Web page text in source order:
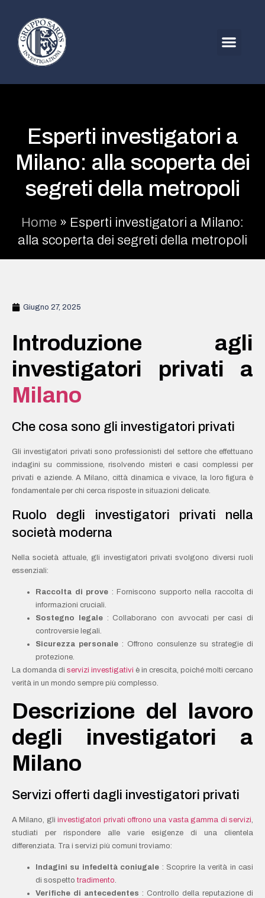
Esperti investigatori a
Milano: alla scoperta dei
segreti della metropoli
Home » Esperti investigatori a Milano:
alla scoperta dei segreti della metropoli
Giugno 27, 2025
Introduzione agli
investigatori privati a
Milano
Che cosa sono gli investigatori privati
Gli investigatori privati sono professionisti del settore che effettuano
indagini su commissione, risolvendo misteri e casi complessi per
privati e aziende. A Milano, città dinamica e vivace, la loro figura è
fondamentale per chi cerca risposte in situazioni delicate.
Ruolo degli investigatori privati nella
società moderna
Nella società attuale, gli investigatori privati svolgono diversi ruoli
essenziali:
Raccolta di prove : Forniscono supporto nella raccolta di
informazioni cruciali.
Sostegno legale: Collaborano con avvocati per casi di
controversie legali.
Sicurezza personale : Offrono consulenze su strategie di
protezione.
La domanda di servizi investigativi è in crescita, poiché molti cercano
verità in un mondo sempre più complesso.
Descrizione del lavoro
degli investigatori a
Milano
Servizi offerti dagli investigatori privati
A Milano, gliinvestigatori privati offrono una vasta gamma di servizi
studiati per rispondere alle varie esigenze di una clientela
differenziata. Tra i servizi più comuni troviamo:
Indagini su infedeltà coniugale : Scoprire la verità in casi
di sospetto tradimento.
Verifiche di antecedentes : Controllo della reputazione di